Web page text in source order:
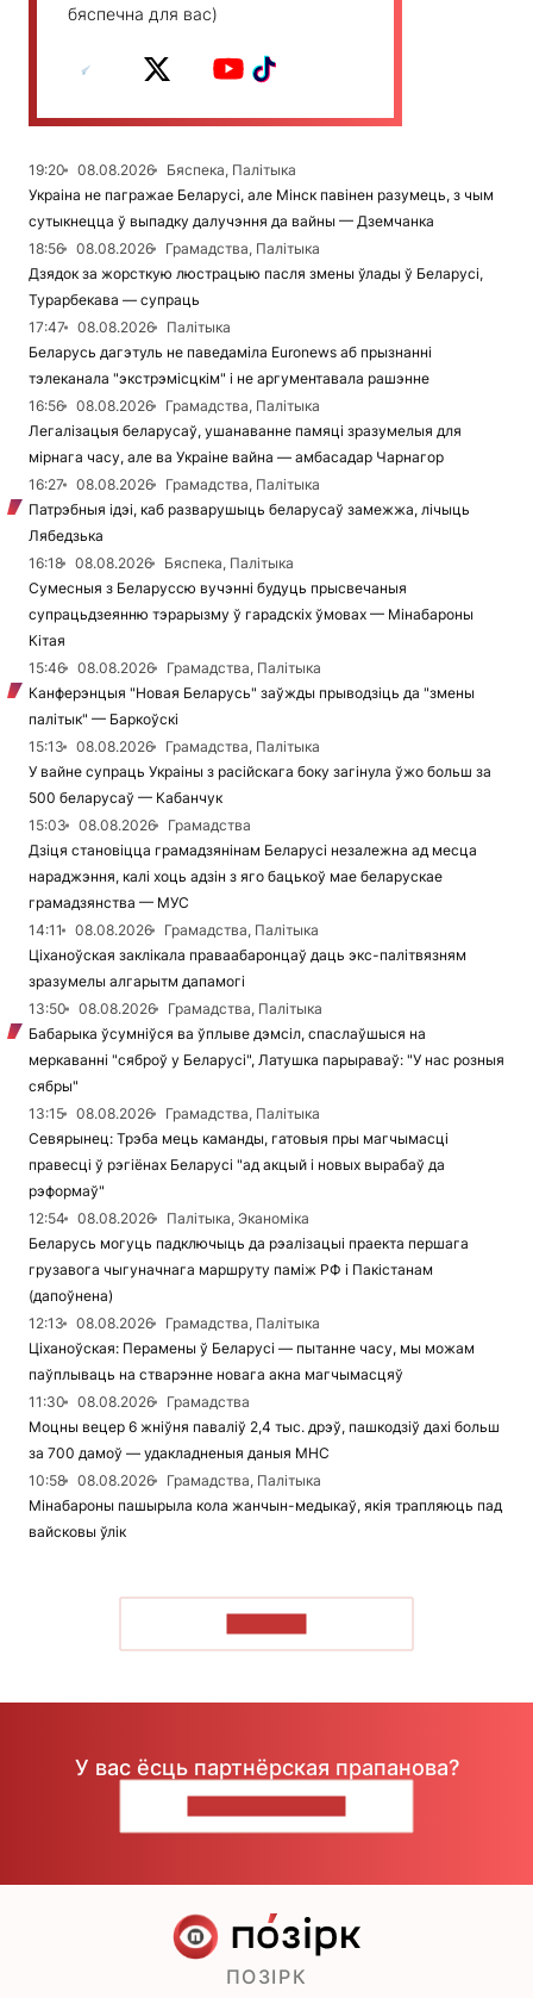
бяспечна для вас)
19:20 08.08.2026
Бяспека, Палітыка
Украіна не пагражае Беларусі, але Мінск павінен разумець, з чым
сутыкнецца ў выпадку далучэння да вайны — Дземчанка
18:56
08.08.2026
Грамадства, Палітыка
Дзядок за жорсткую люстрацыю пасля змены ўлады ў Беларусі,
Турарбекава — супраць
17:47
08.08.2026
Палітыка
Беларусь дагэтуль не паведаміла Euronews аб прызнанні
тэлеканала "экстрэмісцкім" і не аргументавала рашэнне
16:56
08.08.2026
Грамадства, Палітыка
Легалізацыя беларусаў, ушанаванне памяці зразумелыя для
мірнага часу, але ва Украіне вайна — амбасадар Чарнагор
16:27
08.08.2026
Грамадства, Палітыка
Патрэбныя ідэі, каб разварушыць беларусаў замежжа, лічыць
Лябедзька
16:18
08.08.2026
Бяспека, Палітыка
Сумесныя з Беларуссю вучэнні будуць прысвечаныя
супрацьдзеянню тэрарызму ў гарадскіх ўмовах — Мінабароны
Кітая
15:46
08.08.2026
Грамадства, Палітыка
Канферэнцыя "Новая Беларусь" заўжды прыводзіць да "змены
палітык" — Баркоўскі
15:13
08.08.2026
Грамадства, Палітыка
У вайне супраць Украіны з расійскага боку загінула ўжо больш за
500 беларусаў — Кабанчук
15:03
08.08.2026
Грамадства
Дзіця становіцца грамадзянінам Беларусі незалежна ад месца
нараджэння, калі хоць адзін з яго бацькоў мае беларускае
грамадзянства — МУС
14:11
08.08.2026
Грамадства, Палітыка
Ціханоўская заклікала праваабаронцаў даць экс-палітвязням
зразумелы алгарытм дапамогі
13:50
08.08.2026
Грамадства, Палітыка
Бабарыка ўсумніўся ва ўплыве дэмсіл, спаслаўшыся на
меркаванні "сяброў у Беларусі", Латушка парыраваў: "У нас розныя
сябры"
13:15
08.08.2026
Грамадства, Палітыка
Севярынец: Трэба мець каманды, гатовыя пры магчымасці
правесці ў рэгіёнах Беларусі "ад акцый і новых вырабаў да
рэформаў"
12:54
08.08.2026
Палітыка, Эканоміка
Беларусь могуць падключыць да рэалізацыі праекта першага
грузавога чыгуначнага маршруту паміж РФ і Пакістанам
(дапоўнена)
12:13
08.08.2026
Грамадства, Палітыка
Ціханоўская: Перамены ў Беларусі — пытанне часу, мы можам
паўплываць на стварэнне новага акна магчымасцяў
11:30
08.08.2026
Грамадства
Моцны вецер 6 жніўня паваліў 2,4 тыс. дрэў, пашкодзіў дахі больш
за 700 дамоў — удакладненыя даныя МНС
10:58
08.08.2026
Грамадства, Палітыка
Мінабароны пашырыла кола жанчын-медыкаў, якія трапляюць пад
вайсковы ўлік
У вас ёсць партнёрская прапанова?
ПОЗІРК